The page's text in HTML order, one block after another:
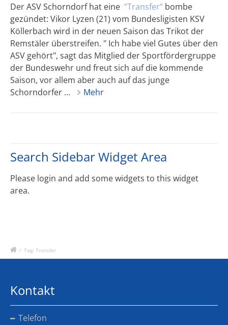
Der ASV Schorndorf hat eine Transfer bombe
gezündet: Vikor Lyzen (21) vom Bundesligisten KSV
Köllerbach wird in der neuen Saison das Trikot der
Remstäler überstreifen. " Ich habe viel Gutes über den
ASV gehört", sagt das Mitglied der Sportfördergruppe
der Bundeswehr und freut sich auf die kommende
Saison, vor allem aber auch auf das junge
Schorndorfer ...
Mehr
Search Sidebar Widget Area
Please login and add some widgets to this widget
area.
/ Tag: Transfer
Kontakt
Telefon